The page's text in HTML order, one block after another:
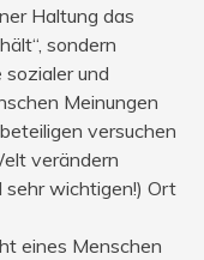
Haltung das
sondern
und
Meinungen
versuchen
verändern
sehr wichtigen!) Ort
eines Menschen